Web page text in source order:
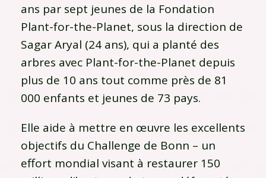
ans par sept jeunes de la Fondation
Plant-for-the-Planet, sous la direction de
Sagar Aryal (24 ans), qui a planté des
arbres avec Plant-for-the-Planet depuis
plus de 10 ans tout comme près de 81
000 enfants et jeunes de 73 pays.
Elle aide à mettre en œuvre les excellents
objectifs du Challenge de Bonn – un
effort mondial visant à restaurer 150